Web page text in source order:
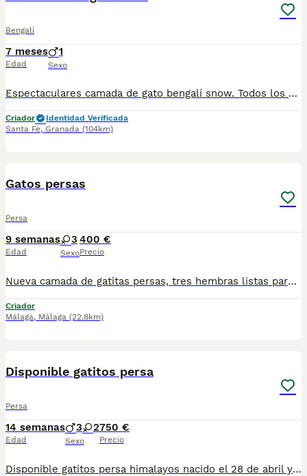
Bengalí
7 meses
Edad
1
Sexo
Espectaculares camada de gato bengalí snow. Todos los cachorritos se entregan con unos dos meses y medio de edad y sus vacunas correspondientes, desparasitados interna y externamente, con certificado de salud, y garantía tanto por enfermedad vírica como congénito genética. Posibilidad de entregar en toda España mediante transporte propio preparado para animales y con chofer privado. Los precios pueden variar según las características y morfología de cada cachorro. Añádenos al whats app o llámanos, y encantados atenderemos todas tus dudas y consultas. Teléfono / Whats app: 641 92 23 90
Criador
Identidad Verificada
Santa Fe, Granada (104km)
Gatos persas
Persa
9 semanas
Edad
3
Sexo
400 €
Precio
Nueva camada de gatitas persas, tres hembras listas para recojer, criados en ambiente familiar. Para mas información por wasap al 610704512
Criador
Málaga, Málaga (22.8km)
Disponible gatitos persa
Persa
14 semanas
Edad
3 2
Sexo
750 €
Precio
Disponible gatitos persa himalayos nacido el 28 de abril ya comiendo muy bien y haciendo sus cositas en el arenal se entregan vacunados desparasitado con tu cartilla veterinaria al día tengo macho y hembra elegir para más información al teléfono 679-80 5021 te mando fotos y vídeos por whatsapp